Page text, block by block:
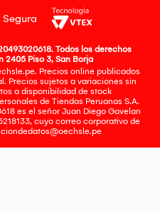
Segura
Todos los derechos
2405 Piso 3, San Borja
Precios online publicados
Precios sujetos a variaciones sin
a disponibilidad de stock
de Tiendas Peruanas S.A.
es el señor Juan Diego Gavelan
cuyo correo corporativo de